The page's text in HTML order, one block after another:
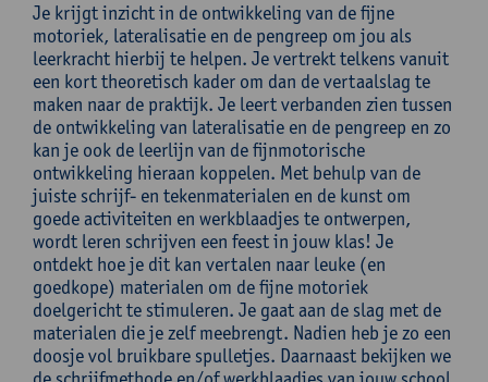
Je krijgt inzicht in de ontwikkeling van de fijne
motoriek, lateralisatie en de pengreep om jou als
leerkracht hierbij te helpen. Je vertrekt telkens vanuit
een kort theoretisch kader om dan de vertaalslag te
maken naar de praktijk. Je leert verbanden zien tussen
de ontwikkeling van lateralisatie en de pengreep en zo
kan je ook de leerlijn van de fijnmotorische
ontwikkeling hieraan koppelen. Met behulp van de
juiste schrijf- en tekenmaterialen en de kunst om
goede activiteiten en werkblaadjes te ontwerpen,
wordt leren schrijven een feest in jouw klas! Je
ontdekt hoe je dit kan vertalen naar leuke (en
goedkope) materialen om de fijne motoriek
doelgericht te stimuleren. Je gaat aan de slag met de
materialen die je zelf meebrengt. Nadien heb je zo een
doosje vol bruikbare spulletjes. Daarnaast bekijken we